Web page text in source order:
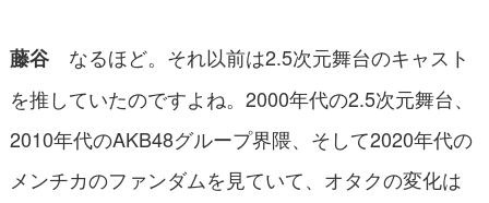
藤谷 なるほど。それ以前は2.5次元舞台のキャスト
を推していたのですよね。2000年代の2.5次元舞台、
2010年代のAKB48グループ界隈、そして2020年代の
メンチカのファンダムを見ていて、オタクの変化は